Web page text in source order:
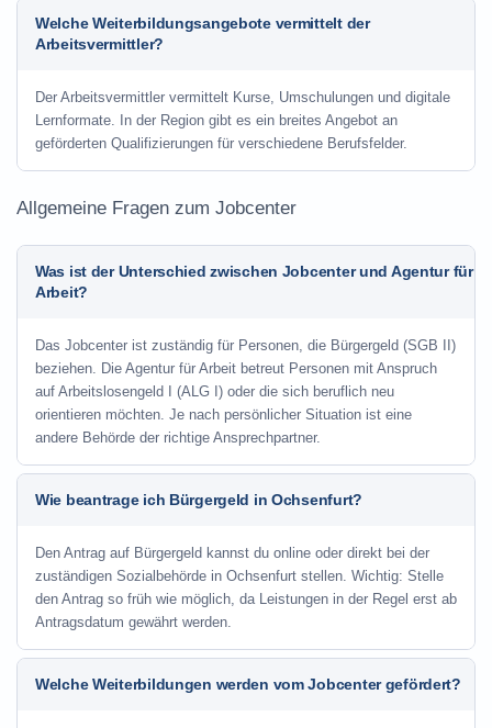
Welche Weiterbildungsangebote vermittelt der
Arbeitsvermittler?
Der Arbeitsvermittler vermittelt Kurse, Umschulungen und digitale
Lernformate. In der Region gibt es ein breites Angebot an
geförderten Qualifizierungen für verschiedene Berufsfelder.
Allgemeine Fragen zum Jobcenter
Was ist der Unterschied zwischen Jobcenter und Agentur für
Arbeit?
Das Jobcenter ist zuständig für Personen, die Bürgergeld (SGB II)
beziehen. Die Agentur für Arbeit betreut Personen mit Anspruch
auf Arbeitslosengeld I (ALG I) oder die sich beruflich neu
orientieren möchten. Je nach persönlicher Situation ist eine
andere Behörde der richtige Ansprechpartner.
Wie beantrage ich Bürgergeld in Ochsenfurt?
Den Antrag auf Bürgergeld kannst du online oder direkt bei der
zuständigen Sozialbehörde in Ochsenfurt stellen. Wichtig: Stelle
den Antrag so früh wie möglich, da Leistungen in der Regel erst ab
Antragsdatum gewährt werden.
Welche Weiterbildungen werden vom Jobcenter gefördert?